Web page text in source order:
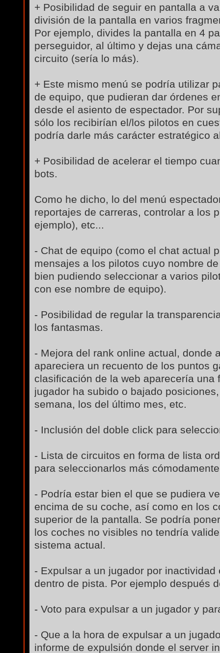
+ Posibilidad de seguir en pantalla a
división de la pantalla en varios
Por ejemplo, divides la pantalla en 4
perseguidor, al último y dejas una
circuito (sería lo más).
+ Este mismo menú se podría utilizar
de equipo, que pudieran dar órdenes
desde el asiento de espectador. Por
sólo los recibirían el/los pilotos en
podría darle más carácter estratégico
+ Posibilidad de acelerar el tiempo
bots.
Como he dicho, lo del menú
reportajes de carreras, controlar a los
ejemplo), etc...
- Chat de equipo (como el chat actual
mensajes a los pilotos cuyo nombre
bien pudiendo seleccionar a varios
con ese nombre de equipo).
- Posibilidad de regular la
los fantasmas.
- Mejora del rank online actual, donde
apareciera un recuento de los puntos
clasificación de la web aparecería una
jugador ha subido o bajado
semana, los del último mes, etc.
- Inclusión del doble click para
- Lista de circuitos en forma de lista
para seleccionarlos más
- Podría estar bien el que se pudiera
encima de su coche, así como en los
superior de la pantalla. Se podría
los coches no visibles no tendría
sistema actual.
- Expulsar a un jugador por
dentro de pista. Por ejemplo después
- Voto para expulsar a un jugador y
- Que a la hora de expulsar a un
informe de expulsión donde el server